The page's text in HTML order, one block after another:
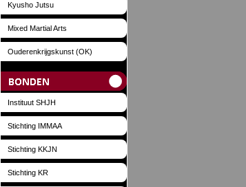
Kyusho Jutsu
Mixed Martial Arts
Ouderenkrijgskunst (OK)
Instituut SHJH
Stichting IMMAA
Stichting KKJN
Stichting KR